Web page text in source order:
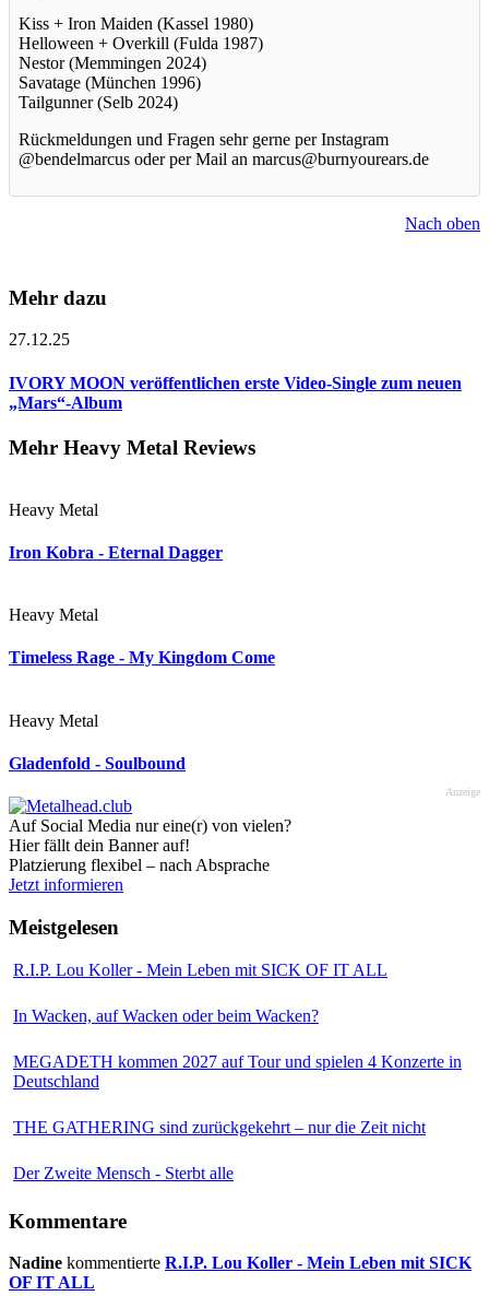
Kiss + Iron Maiden (Kassel 1980)
Helloween + Overkill (Fulda 1987)
Nestor (Memmingen 2024)
Savatage (München 1996)
Tailgunner (Selb 2024)
Rückmeldungen und Fragen sehr gerne per Instagram
@bendelmarcus oder per Mail an marcus@burnyourears.de
Nach oben
Mehr dazu
27.12.25
IVORY MOON veröffentlichen erste Video-Single zum neuen
„Mars“-Album
Mehr Heavy Metal Reviews
Heavy Metal
Iron Kobra - Eternal Dagger
Heavy Metal
Timeless Rage - My Kingdom Come
Heavy Metal
Gladenfold - Soulbound
Anzeige
Auf Social Media nur eine(r) von vielen?
Hier fällt dein Banner auf!
Platzierung flexibel – nach Absprache
Jetzt informieren
Meistgelesen
R.I.P. Lou Koller - Mein Leben mit SICK OF IT ALL
In Wacken, auf Wacken oder beim Wacken?
MEGADETH kommen 2027 auf Tour und spielen 4 Konzerte in
Deutschland
THE GATHERING sind zurückgekehrt – nur die Zeit nicht
Der Zweite Mensch - Sterbt alle
Kommentare
Nadine kommentierte R.I.P. Lou Koller - Mein Leben mit SICK
OF IT ALL